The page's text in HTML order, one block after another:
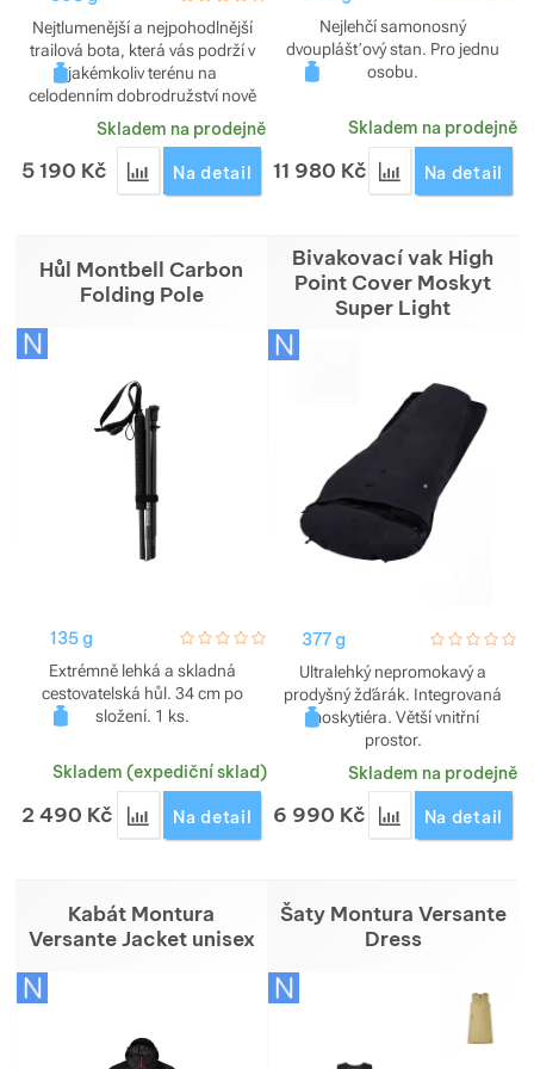
Nejtlumenější a nejpohodlnější
trailová bota, která vás podrží v
jakémkoliv terénu na
celodenním dobrodružství nově
se svrškem z materiálu Matryx.
Skladem na prodejně
5 190 Kč Přidat 'Trailové boty Altra Olympus 275 HiLo
Na detail
Nejlehčí samonosný
dvouplášťový stan. Pro jednu
osobu.
Skladem na prodejně
11 980 Kč Přidat 'Stan
Na detail
Hůl Montbell Carbon
Folding Pole
135 g hodnoceni_zakazniku
0 / 5
Extrémně lehká a skladná
cestovatelská hůl. 34 cm po
složení. 1 ks.
Skladem (expediční sklad)
2 490 Kč Přidat 'Hůl Montbell Carbon Folding Pole' k
Na detail
Bivakovací vak High
Point Cover Moskyt
Super Light
377 g
0 / 5
Ultralehký nepromokavý a
prodyšný žďárák. Integrovaná
moskytiéra. Větší vnitřní
prostor.
Skladem na prodejně
6 990 Kč PřidatNa detail
Kabát Montura
Versante Jacket unisex
Šaty Montura Versante
Dress